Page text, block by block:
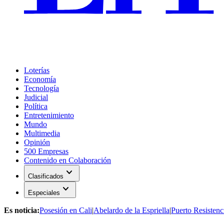
Loterías
Economía
Tecnología
Judicial
Política
Entretenimiento
Mundo
Multimedia
Opinión
500 Empresas
Contenido en Colaboración
Clasificados expand_more
Especiales expand_more
Es noticia:Posesión en Cali|Abelardo de la Espriella|Puerto